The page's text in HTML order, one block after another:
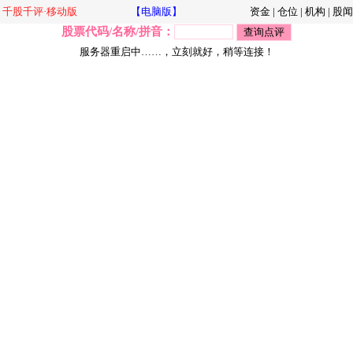
千股千评·移动版 【电脑版】 资金 | 仓位 | 机构 | 股闻
股票代码/名称/拼音：
服务器重启中……，立刻就好，稍等连接！